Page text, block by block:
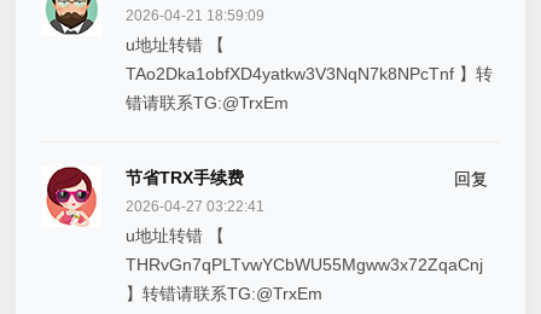
2026-04-21 18:59:09
u地址转错 【
TAo2Dka1obfXD4yatkw3V3NqN7k8NPcTnf 】转
错请联系TG:@TrxEm
节省TRX手续费 回复
2026-04-27 03:22:41
u地址转错 【
THRvGn7qPLTvwYCbWU55Mgww3x72ZqaCnj
】转错请联系TG:@TrxEm